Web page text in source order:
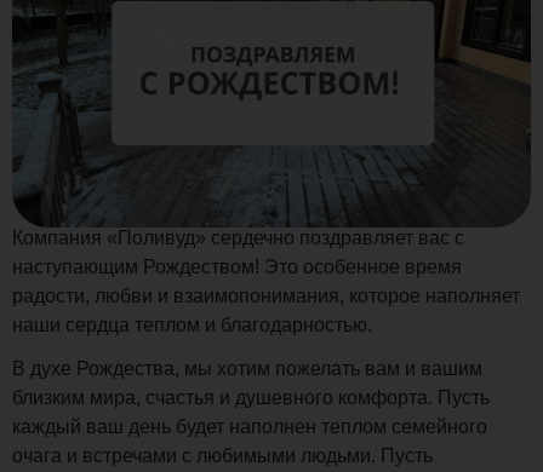
Уважаемые клиенты и партнеры!
Компания «Поливуд» сердечно поздравляет вас с
наступающим Рождеством! Это особенное время
радости, любви и взаимопонимания, которое наполняет
наши сердца теплом и благодарностью.
В духе Рождества, мы хотим пожелать вам и вашим
близким мира, счастья и душевного комфорта. Пусть
каждый ваш день будет наполнен теплом семейного
очага и встречами с любимыми людьми. Пусть